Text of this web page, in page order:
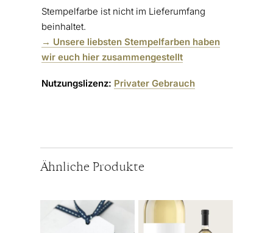
Stempelfarbe ist nicht im Lieferumfang
beinhaltet.
→ Unsere liebsten Stempelfarben haben
wir euch hier zusammengestellt
Nutzungslizenz: Privater Gebrauch
Ähnliche Produkte
Dieses